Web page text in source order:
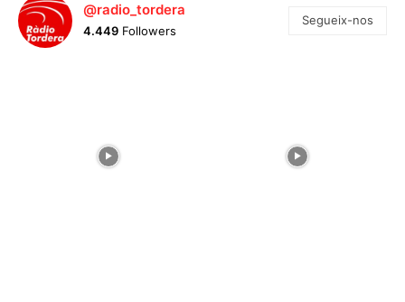
@radio_tordera
4.449 Followers
Segueix-nos